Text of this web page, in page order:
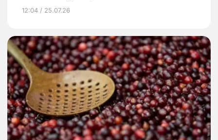
12:04 / 25.07.26